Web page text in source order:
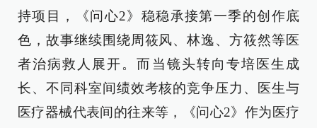
持项目，《问心2》稳稳承接第一季的创作底
色，故事继续围绕周筱风、林逸、方筱然等医
者治病救人展开。而当镜头转向专培医生成
长、不同科室间绩效考核的竞争压力、医生与
医疗器械代表间的往来等，《问心2》作为医疗